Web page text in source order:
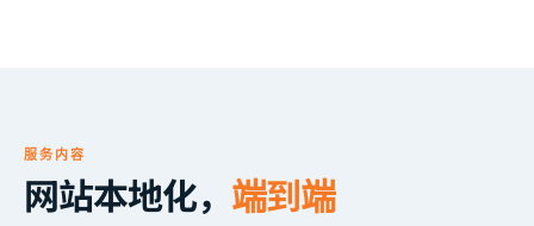
服务内容
网站本地化， 端到端